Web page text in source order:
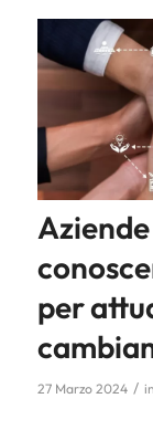
per
27 Marzo 2024 / in